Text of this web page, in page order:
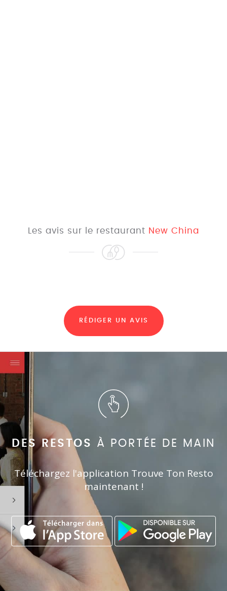
Les avis sur le restaurant New China
RÉDIGER UN AVIS
DES RESTOS À PORTÉE DE MAIN
Téléchargez l'application Trouve Ton Resto
maintenant !